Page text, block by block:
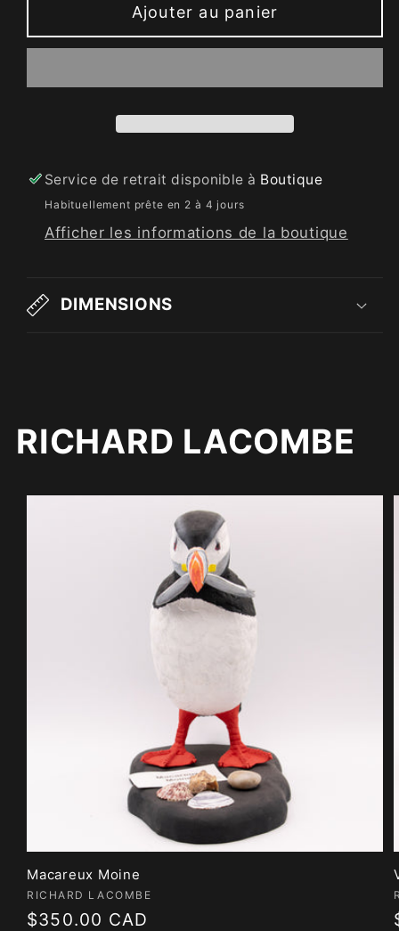
Ajouter au panier
Service de retrait disponible à Boutique
Habituellement prête en 2 à 4 jours
Afficher les informations de la boutique
DIMENSIONS
RICHARD LACOMBE
Macareux Moine
Fournisseur :
RICHARD LACOMBE
Prix
$350.00 CAD